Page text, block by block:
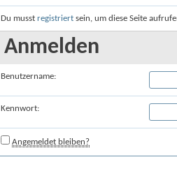
Du musst registriert sein, um diese Seite
Anmelden
Benutzername:
Kennwort:
Angemeldet bleiben?